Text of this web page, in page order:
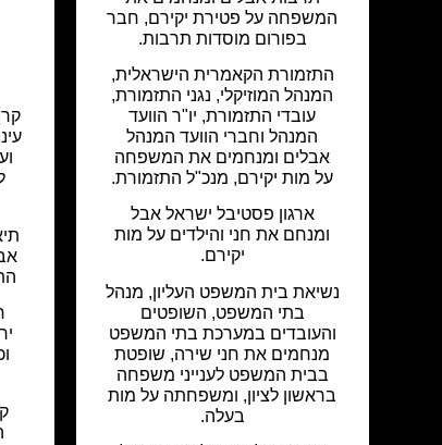
המשפחה על פטירת יקירם, חבר
בפורום מוסדות תרבות.
התזמורת הקאמרית הישראלית,
המנהל המוזיקלי, נגני התזמורת,
עובדי התזמורת, יו"ר הוועד
המנהל וחברי הוועד המנהל
אבלים ומנחמים את המשפחה
על מות יקירם, מנכ"ל התזמורת.
ארגון פסטיבל ישראל אבל
ומנחם את חני והילדים על מות
יקירם.
נשיאת בית המשפט העליון, מנהל
בתי המשפט, השופטים
והעובדים במערכת בתי המשפט
מנחמים את חני שירה, שופטת
בבית המשפט לענייני משפחה
בראשון לציון, ומשפחתה על מות
בעלה.